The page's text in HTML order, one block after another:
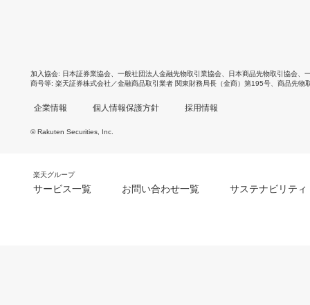
加入協会 日本証券業協会 一般社団法人金融先物取引業協会 日本商品先物取引協会
商号等 楽天証券株式会社／金融商品取引業者 関東財務局長（金商）第195号、商品先物
企業情報 個人情報保護方針 採用情報
© Rakuten Securities, Inc.
楽天グループ
サービス一覧 お問い合わせ一覧 サステナビリティ